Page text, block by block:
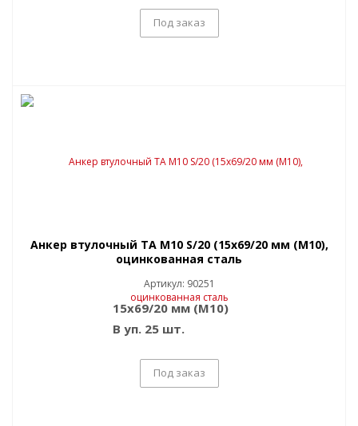
Под заказ
Анкер втулочный TA M10 S/20 (15x69/20 мм (M10),
оцинкованная сталь
Артикул: 90251
15x69/20 мм (M10)
В уп. 25 шт.
Под заказ